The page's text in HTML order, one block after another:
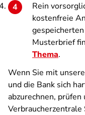
Rein
kostenfreie
Musterbrief
Thema.
Wenn Sie mit
und die Bank sich
abzurechnen,
Verbraucherzentrale